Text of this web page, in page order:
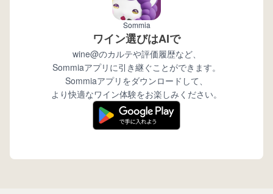
Sommia
ワイン選びはAIで
wine@のカルテや評価履歴など、
Sommiaアプリに引き継ぐことができます。
Sommiaアプリをダウンロードして、
より快適なワイン体験をお楽しみください。